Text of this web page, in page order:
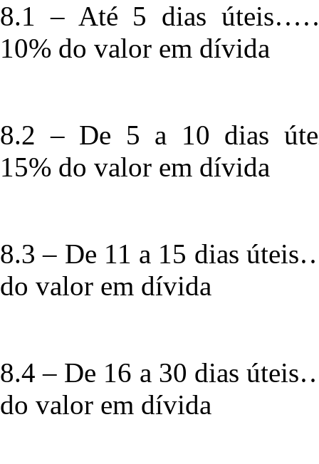
8.1 – Até 5 dias
10% do valor em dívida
8.2 – De 5 a 10
15% do valor em dívida
8.3 – De 11 a 15
do valor em dívida
8.4 – De 16 a 30
do valor em dívida